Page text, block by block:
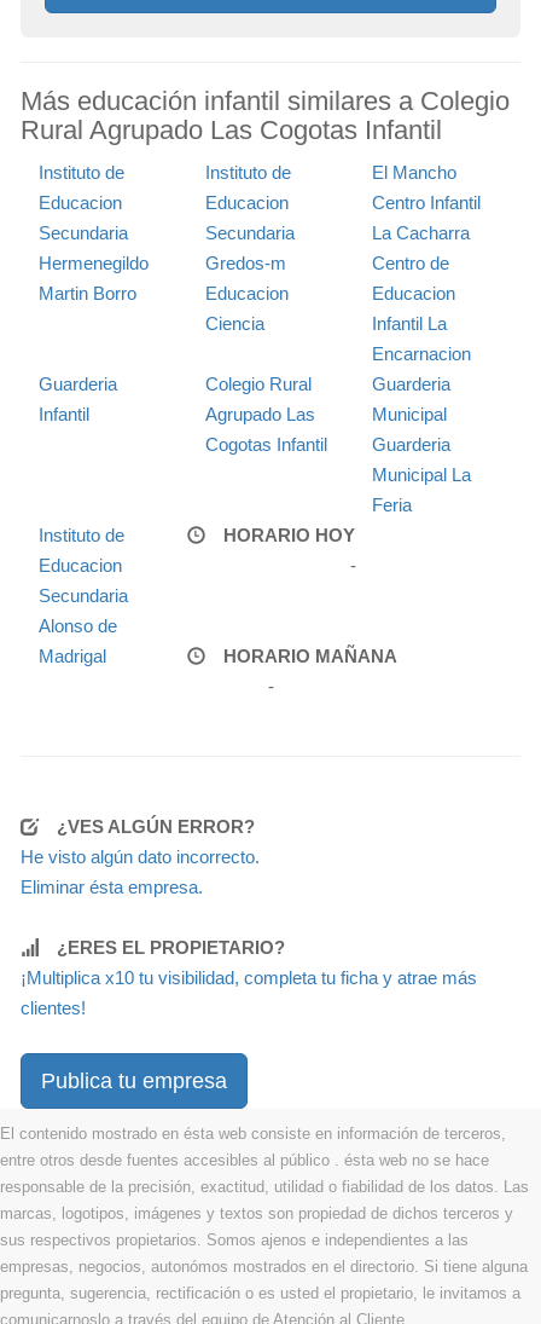
Más educación infantil similares a Colegio
Rural Agrupado Las Cogotas Infantil
Instituto de
Educacion
Secundaria
Hermenegildo
Martin Borro
Instituto de
Educacion
Secundaria
Gredos-m
Educacion
Ciencia
El Mancho
Centro Infantil
La Cacharra
Centro de
Educacion
Infantil La
Encarnacion
Guarderia
Infantil
Colegio Rural
Agrupado Las
Cogotas Infantil
Guarderia
Municipal
Guarderia
Municipal La
Feria
Instituto de
Educacion
Secundaria
Alonso de
Madrigal
HORARIO HOY
-
HORARIO MAÑANA
-
¿VES ALGÚN ERROR?
He visto algún dato incorrecto.
Eliminar ésta empresa.
¿ERES EL PROPIETARIO?
¡Multiplica x10 tu visibilidad, completa tu ficha y atrae más
clientes!
Publica tu empresa
El contenido mostrado en ésta web consiste en información de terceros,
entre otros desde fuentes accesibles al público . ésta web no se hace
responsable de la precisión, exactitud, utilidad o fiabilidad de los datos. Las
marcas, logotipos, imágenes y textos son propiedad de dichos terceros y
sus respectivos propietarios. Somos ajenos e independientes a las
empresas, negocios, autonómos mostrados en el directorio. Si tiene alguna
pregunta, sugerencia, rectificación o es usted el propietario, le invitamos a
comunicarnoslo a través del equipo de Atención al Cliente